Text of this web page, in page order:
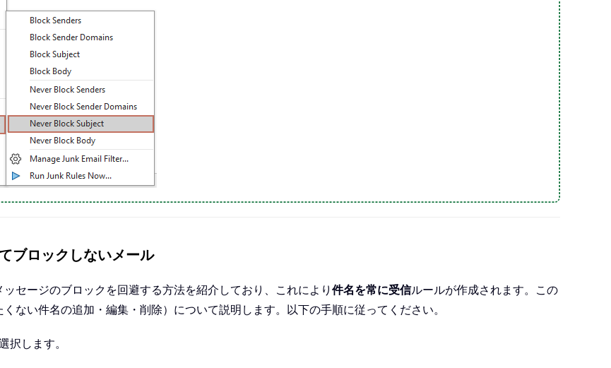
ブロックしないメール
セージのブロックを回避する方法を紹介しており、これにより 件名を常に受信ルールが作成されます。この
ない件名の追加・編集・削除）について説明します。以下の手順に従ってください。
択します。